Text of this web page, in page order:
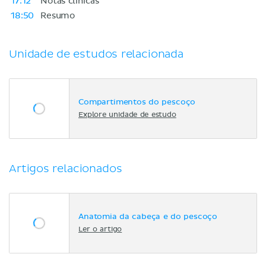
18:50
Resumo
Unidade de estudos relacionada
Compartimentos do pescoço
Explore unidade de estudo
Artigos relacionados
Anatomia da cabeça e do pescoço
Ler o artigo